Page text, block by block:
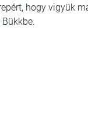
hogy vigyük